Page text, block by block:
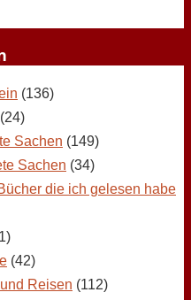
(136)
(24)
Sachen (149)
Sachen (34)
die ich gelesen habe
(42)
Reisen (112)